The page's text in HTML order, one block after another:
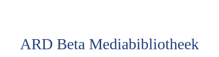
ARD Beta Mediabibliotheek